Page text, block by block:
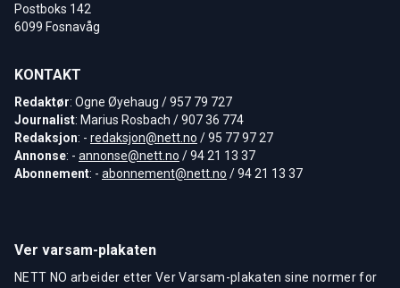
Postboks 142
6099 Fosnavåg
KONTAKT
Redaktør: Ogne Øyehaug / 957 79 727
Journalist: Marius Rosbach / 907 36 774
Redaksjon: - redaksjon@nett.no / 95 77 97 27
Annonse: - annonse@nett.no / 94 21 13 37
Abonnement: - abonnement@nett.no / 94 21 13 37
Ver varsam-plakaten
NETT NO arbeider etter Ver Varsam-plakaten sine normer for